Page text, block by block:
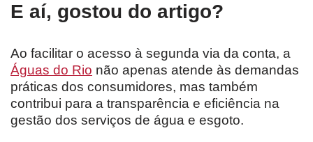
E aí, gostou do artigo?
Ao facilitar o acesso à segunda via da conta, a
Águas do Rio não apenas atende às demandas
práticas dos consumidores, mas também
contribui para a transparência e eficiência na
gestão dos serviços de água e esgoto.